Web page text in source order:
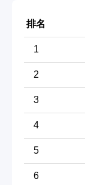
排名
1
2
3
4
5
6